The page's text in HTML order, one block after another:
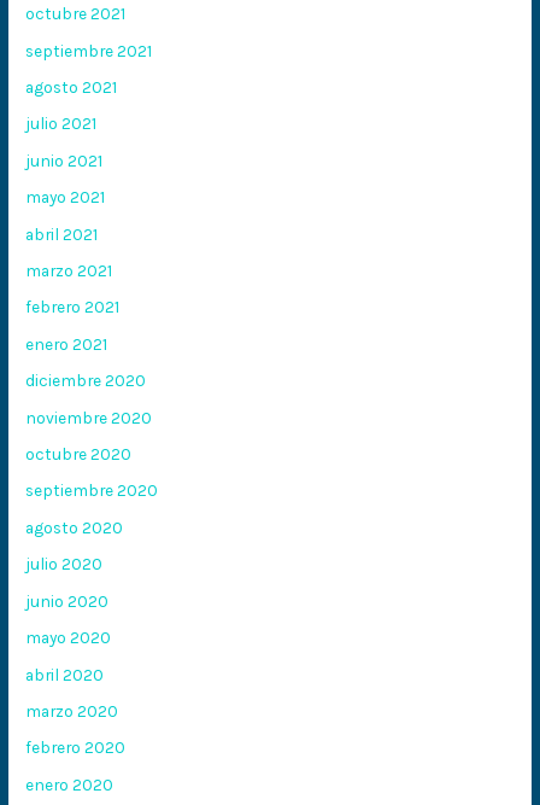
octubre 2021
septiembre 2021
agosto 2021
julio 2021
junio 2021
mayo 2021
abril 2021
marzo 2021
febrero 2021
enero 2021
diciembre 2020
noviembre 2020
octubre 2020
septiembre 2020
agosto 2020
julio 2020
junio 2020
mayo 2020
abril 2020
marzo 2020
febrero 2020
enero 2020